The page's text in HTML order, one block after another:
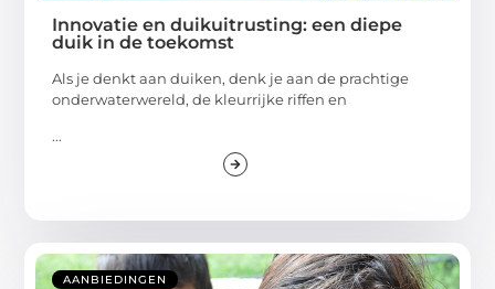
Innovatie en duikuitrusting: een diepe
duik in de toekomst
Als je denkt aan duiken, denk je aan de prachtige
onderwaterwereld, de kleurrijke riffen en
...
AANBIEDINGEN